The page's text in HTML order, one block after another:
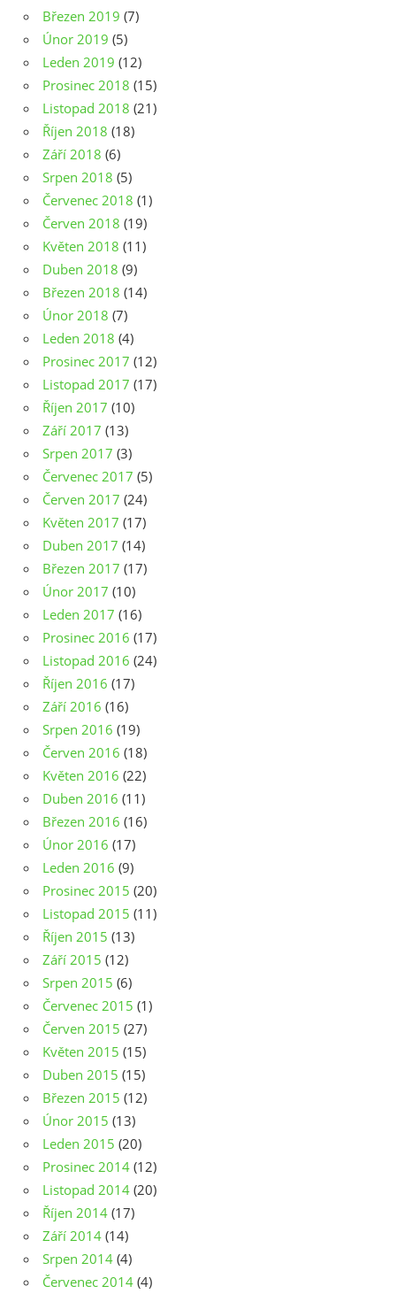
Březen 2019 (7)
Únor 2019 (5)
Leden 2019 (12)
Prosinec 2018 (15)
Listopad 2018 (21)
Říjen 2018 (18)
Září 2018 (6)
Srpen 2018 (5)
Červenec 2018 (1)
Červen 2018 (19)
Květen 2018 (11)
Duben 2018 (9)
Březen 2018 (14)
Únor 2018 (7)
Leden 2018 (4)
Prosinec 2017 (12)
Listopad 2017 (17)
Říjen 2017 (10)
Září 2017 (13)
Srpen 2017 (3)
Červenec 2017 (5)
Červen 2017 (24)
Květen 2017 (17)
Duben 2017 (14)
Březen 2017 (17)
Únor 2017 (10)
Leden 2017 (16)
Prosinec 2016 (17)
Listopad 2016 (24)
Říjen 2016 (17)
Září 2016 (16)
Srpen 2016 (19)
Červen 2016 (18)
Květen 2016 (22)
Duben 2016 (11)
Březen 2016 (16)
Únor 2016 (17)
Leden 2016 (9)
Prosinec 2015 (20)
Listopad 2015 (11)
Říjen 2015 (13)
Září 2015 (12)
Srpen 2015 (6)
Červenec 2015 (1)
Červen 2015 (27)
Květen 2015 (15)
Duben 2015 (15)
Březen 2015 (12)
Únor 2015 (13)
Leden 2015 (20)
Prosinec 2014 (12)
Listopad 2014 (20)
Říjen 2014 (17)
Září 2014 (14)
Srpen 2014 (4)
Červenec 2014 (4)